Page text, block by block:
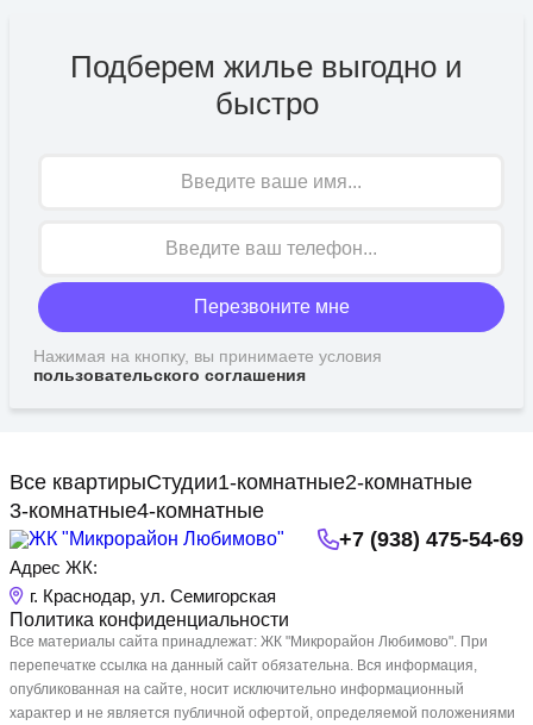
Подберем жилье выгодно и
быстро
Перезвоните мне
Нажимая на кнопку, вы принимаете условия
пользовательского соглашения
Все квартирыСтудии1-комнатные2-комнатные
3-комнатные4-комнатные
Адрес ЖК:
г. Краснодар, ул. Семигорская
+7 (938) 475-54-69
Политика конфиденциальности
Все материалы сайта принадлежат: ЖК "Микрорайон Любимово". При
перепечатке ссылка на данный сайт обязательна. Вся информация,
опубликованная на сайте, носит исключительно информационный
характер и не является публичной офертой, определяемой положениями